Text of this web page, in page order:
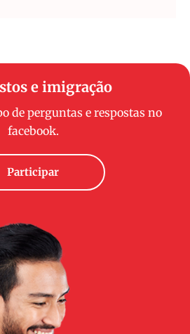
e imigração
de perguntas e respostas no
facebook.
Participar